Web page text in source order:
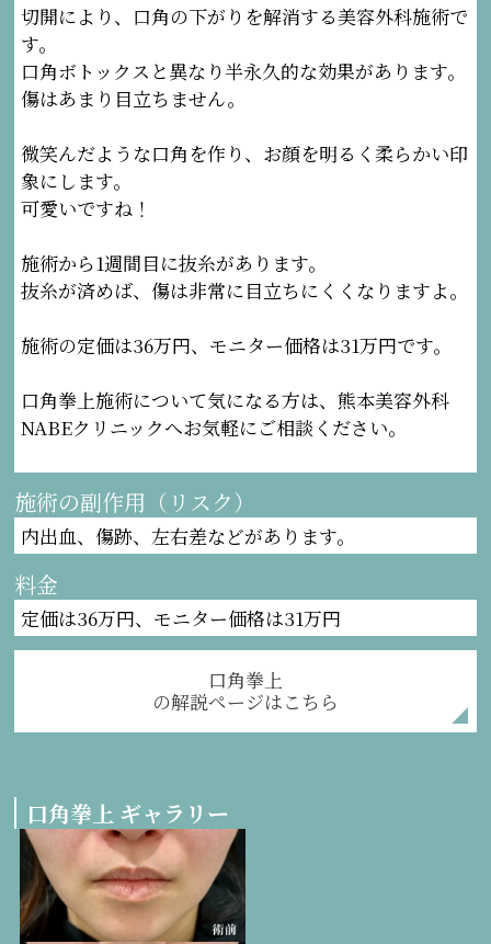
切開により、口角の下がりを解消する美容外科施術で
す。
口角ボトックスと異なり半永久的な効果があります。
傷はあまり目立ちません。
微笑んだような口角を作り、お顔を明るく柔らかい印
象にします。
可愛いですね！
施術から1週間目に抜糸があります。
抜糸が済めば、傷は非常に目立ちにくくなりますよ。
施術の定価は36万円、モニター価格は31万円です。
口角拳上施術について気になる方は、熊本美容外科
NABEクリニックへお気軽にご相談ください。
施術の副作用（リスク）
内出血、傷跡、左右差などがあります。
料金
定価は36万円、モニター価格は31万円
口角拳上
の解説ページはこちら
口角拳上 ギャラリー